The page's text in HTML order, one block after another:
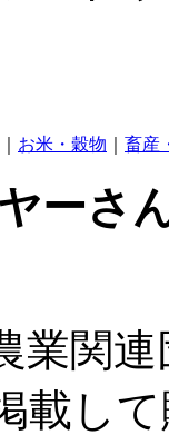
お米・穀物 畜産
ーさ
業関
載し